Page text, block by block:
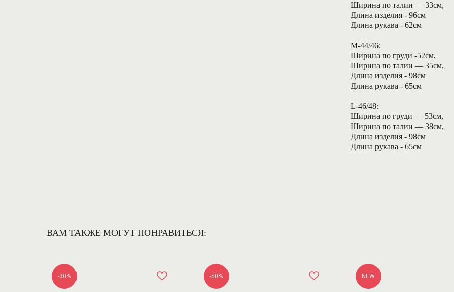
Ширина по талии — 33см,
Длина изделия - 96см
Длина рукава - 62см
М-44/46:
Ширина по груди -52см,
Ширина по талии — 35см,
Длина изделия - 98см
Длина рукава - 65см
L-46/48:
Ширина по груди — 53см,
Ширина по талии — 38см,
Длина изделия - 98см
Длина рукава - 65см
ВАМ ТАКЖЕ МОГУТ ПОНРАВИТЬСЯ:
-30% -50% NEW